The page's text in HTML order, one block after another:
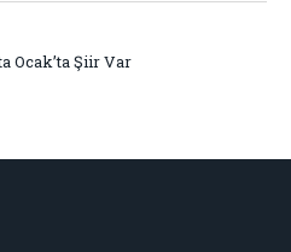
Ocak’ta Şiir Var